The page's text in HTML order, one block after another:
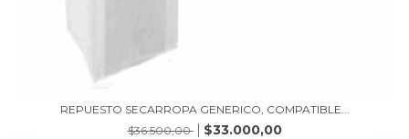
REPUESTO SECARROPA GENERICO, COMPATIBLE...
$36.500,00
$33.000,00